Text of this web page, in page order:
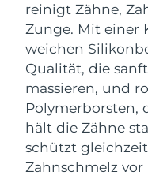
reinigt Zähne,
Zunge. Mit einer
weichen
Qualität, die
massieren, und
Polymerborsten,
hält die Zähne
schützt
Zahnschmelz
For
Hydratisierung
UFO™
Deep
UFO™
Near-
device
issa™
Hybrid
issa™
Smart
FAQ™ ANTI-
Anti-aging
Bosnien und
Herzegowina
Brunei Darussalam
Bulgarien
Kanada